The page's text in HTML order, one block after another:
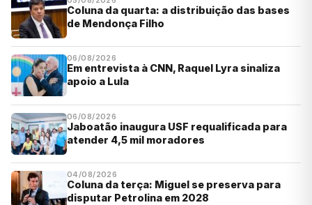
Coluna da quarta: a distribuição das bases
de Mendonça Filho
06/08/2026
Em entrevista à CNN, Raquel Lyra sinaliza
apoio a Lula
06/08/2026
Jaboatão inaugura USF requalificada para
atender 4,5 mil moradores
04/08/2026
Coluna da terça: Miguel se preserva para
disputar Petrolina em 2028